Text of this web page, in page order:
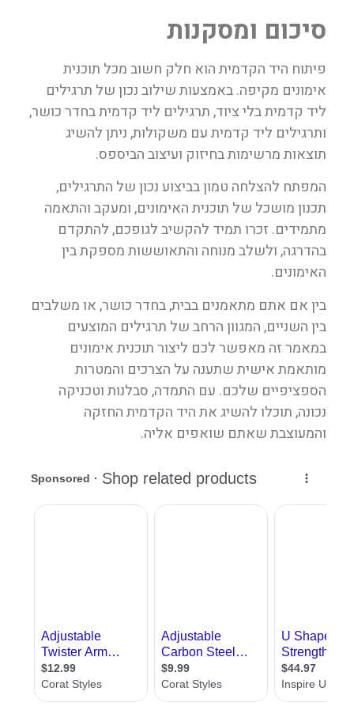
סיכום ומסקנות
פיתוח היד הקדמית הוא חלק חשוב מכל תוכנית
אימונים מקיפה. באמצעות שילוב נכון של תרגילים
ליד קדמית בלי ציוד, תרגילים ליד קדמית בחדר כושר,
ותרגילים ליד קדמית עם משקולות, ניתן להשיג
תוצאות מרשימות בחיזוק ועיצוב הביספס.
המפתח להצלחה טמון בביצוע נכון של התרגילים,
תכנון מושכל של תוכנית האימונים, ומעקב והתאמה
מתמידים. זכרו תמיד להקשיב לגופכם, להתקדם
בהדרגה, ולשלב מנוחה והתאוששות מספקת בין
האימונים.
בין אם אתם מתאמנים בבית, בחדר כושר, או משלבים
בין השניים, המגוון הרחב של תרגילים המוצעים
במאמר זה מאפשר לכם ליצור תוכנית אימונים
מותאמת אישית שתענה על הצרכים והמטרות
הספציפיים שלכם. עם התמדה, סבלנות וטכניקה
נכונה, תוכלו להשיג את היד הקדמית החזקה
והמעוצבת שאתם שואפים אליה.